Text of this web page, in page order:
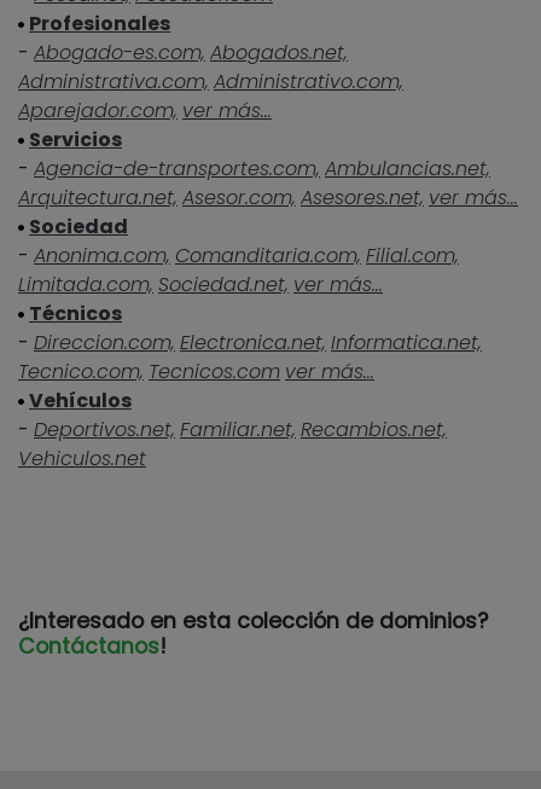
Profesionales
- Abogado-es.com, Abogados.net,
Administrativa.com, Administrativo.com,
Aparejador.com, ver más...
Servicios
- Agencia-de-transportes.com, Ambulancias.net,
Arquitectura.net, Asesor.com, Asesores.net, ver más...
Sociedad
- Anonima.com, Comanditaria.com, Filial.com,
Limitada.com, Sociedad.net, ver más...
Técnicos
- Direccion.com, Electronica.net, Informatica.net,
Tecnico.com, Tecnicos.com ver más...
Vehículos
- Deportivos.net, Familiar.net, Recambios.net,
Vehiculos.net
¿Interesado en esta colección de dominios?
Contáctanos!